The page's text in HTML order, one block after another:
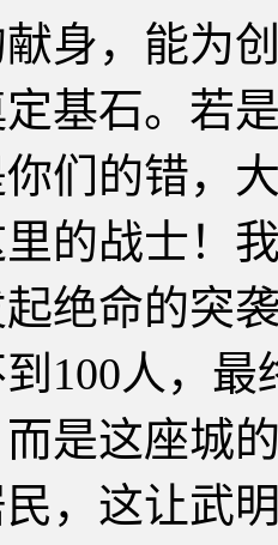
身，能为
基石。若
们的错，
的战士！
绝命的突
人，最
是这座城
，这让武